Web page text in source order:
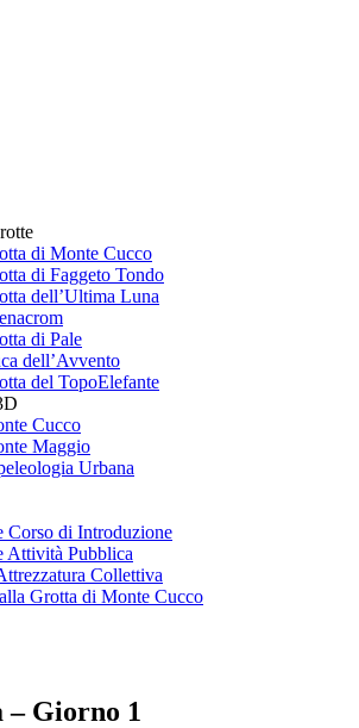
di Monte Cucco
di Faggeto Tondo
dell’Ultima Luna
di Pale
dell’Avvento
del TopoElefante
Cucco
Maggio
Urbana
Corso di Introduzione
Attività Pubblica
Collettiva
Grotta di Monte Cucco
Giorno 1